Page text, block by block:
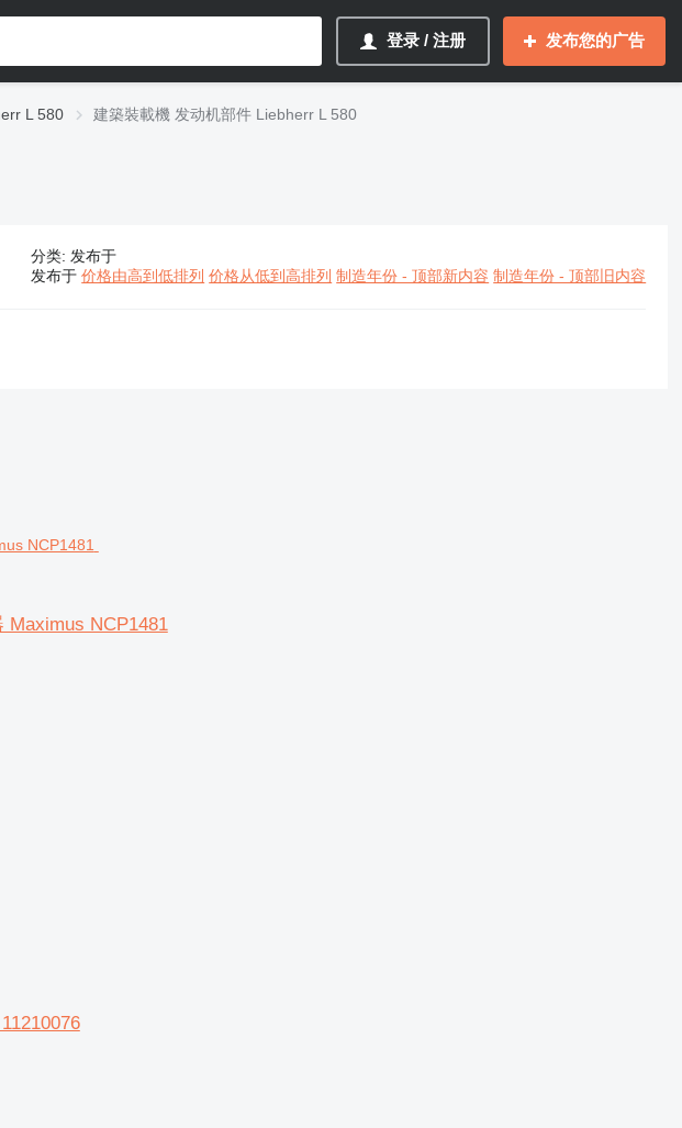
登录 / 注册 发布您的广告
L 580 建築裝載機 发动机部件 Liebherr L 580
分类: 发布于
发布于 价格由高到低排列 价格从低到高排列 制造年份 - 顶部新内容 制造年份 - 顶部旧内容
Maximus NCP1481